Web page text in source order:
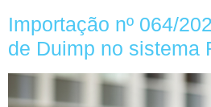
Importação nº 064/
de Duimp no sistema